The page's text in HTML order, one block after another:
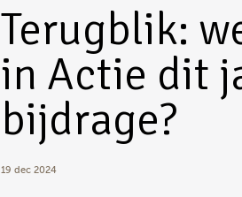
Terugblik:
in Actie dit
bijdrage?
19 dec 2024